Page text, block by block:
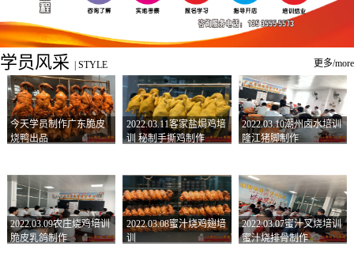
学员风采 STYLE 更多/more
今天学员制作广东脆皮
烧鸭出品
2022.03.11客家盐焗鸡培
训 秘制手撕鸡制作
2022.03.10潮州卤水培训
隆江猪脚制作
2022.03.09农庄烧鸡培训
脆皮乳鸽制作
2022.03.08蜜汁烧鸡翅培
训
2022.03.07蜜汁叉烧培训
蜜汁烧排骨制作